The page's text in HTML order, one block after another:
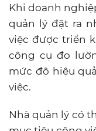
Khi doanh
quản lý đặt ra
việc được triển
công cụ đo
mức độ hiệu
việc.
Nhà quản lý có